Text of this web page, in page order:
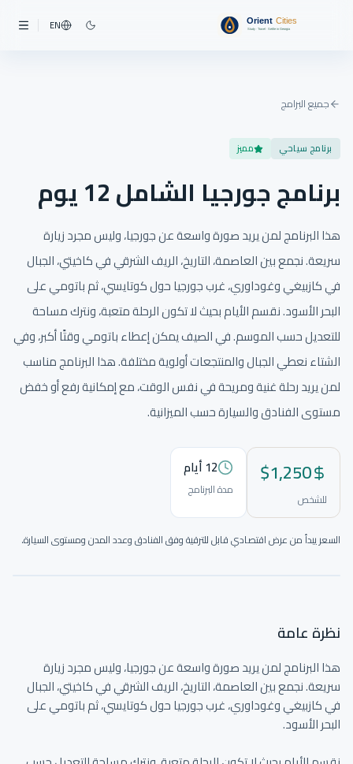
EN
جميع البرامج
برنامج سياحي مميز
برنامج جورجيا الشامل 12 يوم
هذا البرنامج لمن يريد صورة واسعة عن جورجيا، وليس مجرد زيارة
سريعة. نجمع بين العاصمة، التاريخ، الريف الشرقي في كاخيتي، الجبال
في كازبيغي وغوداوري، غرب جورجيا حول كوتايسي، ثم باتومي على
البحر الأسود. نقسم الأيام بحيث لا تكون الرحلة متعبة، ونترك مساحة
للتعديل حسب الموسم. في الصيف يمكن إعطاء باتومي وقتًا أكبر، وفي
الشتاء نعطي الجبال والمنتجعات أولوية مختلفة. هذا البرنامج مناسب
لمن يريد رحلة غنية ومريحة في نفس الوقت، مع إمكانية رفع أو خفض
مستوى الفنادق والسيارة حسب الميزانية.
$1,250
للشخص
12أيام
مدة البرنامج
السعر يبدأ من عرض اقتصادي قابل للترقية وفق الفنادق وعدد المدن ومستوى السيارة.
نختار المسار والصور والتفاصيل لتكون الرحلة واضحة قبل الحجز.
نظرة عامة